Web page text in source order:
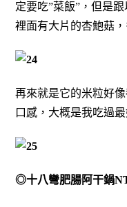
定要吃”菜飯”，但是
裡面有大片的杏鮑菇
再來就是它的米粒好
口感，大概是我吃過
◎十八彎肥腸阿干鍋